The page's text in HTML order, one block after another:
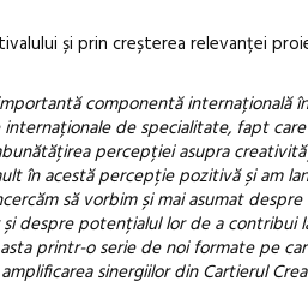
și prin creșterea relevanței
componentă internațională
de specialitate, fapt
percepției asupra
în acestă percepție pozitivă și am
să vorbim și mai asumat
despre potențialul lor de a contribui
printr-o serie de noi formate pe
sinergiilor din Cartierul